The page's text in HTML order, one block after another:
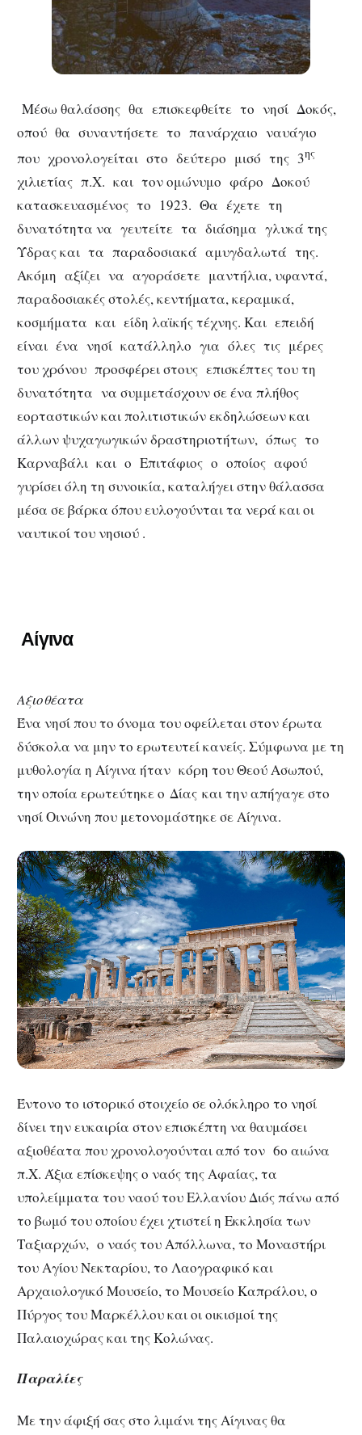
Μέσω θαλάσσης θα επισκεφθείτε το νησί Δοκός,
οπού θα συναντήσετε το πανάρχαιο ναυάγιο
που χρονολογείται στο δεύτερο μισό της 3ης
χιλιετίας π.Χ. και τον ομώνυμο φάρο Δοκού
κατασκευασμένος το 1923. Θα έχετε τη
δυνατότητα να γευτείτε τα διάσημα γλυκά της
Ύδρας και τα παραδοσιακά αμυγδαλωτά της.
Ακόμη αξίζει να αγοράσετε μαντήλια, υφαντά,
παραδοσιακές στολές, κεντήματα, κεραμικά,
κοσμήματα και είδη λαϊκής τέχνης. Και επειδή
είναι ένα νησί κατάλληλο για όλες τις μέρες
του χρόνου προσφέρει στους επισκέπτες του τη
δυνατότητα να συμμετάσχουν σε ένα πλήθος
εορταστικών και πολιτιστικών εκδηλώσεων και
άλλων ψυχαγωγικών δραστηριοτήτων, όπως το
Καρναβάλι και ο Επιτάφιος ο οποίος αφού
γυρίσει όλη τη συνοικία, καταλήγει στην θάλασσα
μέσα σε βάρκα όπου ευλογούνται τα νερά και οι
ναυτικοί του νησιού .
Αίγινα
Αξιοθέατα
Ένα νησί που το όνομα του οφείλεται στον έρωτα
δύσκολα να μην το ερωτευτεί κανείς. Σύμφωνα με τη
μυθολογία η Αίγινα ήταν κόρη του Θεού Ασωπού,
την οποία ερωτεύτηκε ο Δίας και την απήγαγε στο
νησί Οινώνη που μετονομάστηκε σε Αίγινα.
Έντονο το ιστορικό στοιχείο σε ολόκληρο το νησί
δίνει την ευκαιρία στον επισκέπτη να θαυμάσει
αξιοθέατα που χρονολογούνται από τον 6ο αιώνα
π.Χ. Άξια επίσκεψης ο ναός της Αφαίας, τα
υπολείμματα του ναού του Ελλανίου Διός πάνω από
το βωμό του οποίου έχει χτιστεί η Εκκλησία των
Ταξιαρχών, ο ναός του Απόλλωνα, το Μοναστήρι
του Αγίου Νεκταρίου, το Λαογραφικό και
Αρχαιολογικό Μουσείο, το Μουσείο Καπράλου, ο
Πύργος του Μαρκέλλου και οι οικισμοί της
Παλαιοχώρας και της Κολώνας.
Παραλίες
Με την άφιξή σας στο λιμάνι της Αίγινας θα